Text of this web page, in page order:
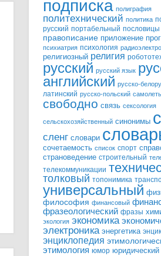
подписка полиграфия
политехнический политика
русский портабельный пословицы
правописание приложение
психиатрия психология
религиозный религия
русский русский язык
английский русско-
латинский русско-польский
свободно связь сексология
сельскохозяйственный синонимы
сленг словари
сочетаемость список спорт
страноведение строительный
телекоммуникации
толковый топонимика
универсальный
философия финансовый
фразеологический фразы
экология экономика
электроника энергетика
энциклопедия
этимология юмор юридический